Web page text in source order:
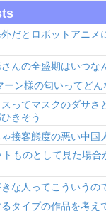
外だとロボットアニメ
さんの全盛期はいつな
ーン様の匂いってどん
スってマスクのダサさ
きそう
ゃ接客態度の悪い中国
ものとして見た場合
きな人ってこういうの
るタイプの作品を考え